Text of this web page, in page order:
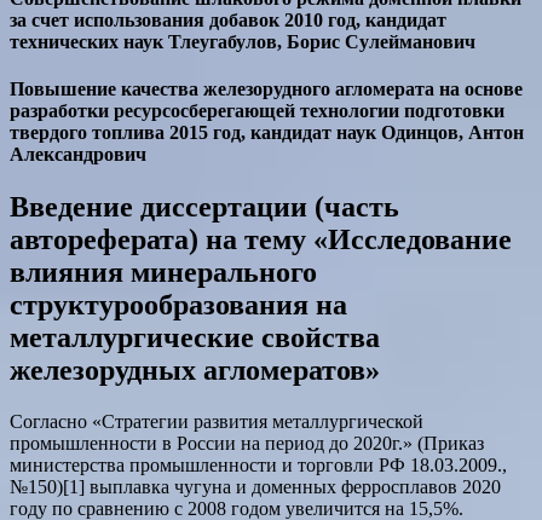
за счет использования добавок 2010 год, кандидат
технических наук Тлеугабулов, Борис Сулейманович
Повышение качества железорудного агломерата на основе
разработки ресурсосберегающей технологии подготовки
твердого топлива 2015 год, кандидат наук Одинцов, Антон
Александрович
Введение диссертации (часть
автореферата) на тему «Исследование
влияния минерального
структурообразования на
металлургические свойства
железорудных агломератов»
Согласно «Стратегии развития металлургической
промышленности в России на период до 2020г.» (Приказ
министерства промышленности и торговли РФ 18.03.2009.,
№150)[1] выплавка чугуна и доменных ферросплавов 2020
году по сравнению с 2008 годом увеличится на 15,5%.